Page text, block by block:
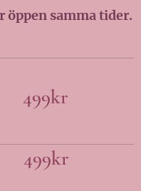
öppen samma tider.
499kr
499kr